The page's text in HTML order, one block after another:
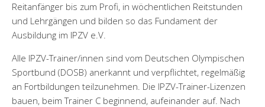
Reitanfänger bis zum Profi, in wöchentlichen Reitstunden
und Lehrgängen und bilden so das Fundament der
Ausbildung im IPZV e.V.
Alle IPZV-Trainer/innen sind vom Deutschen Olympischen
Sportbund (DOSB) anerkannt und verpflichtet, regelmäßig
an Fortbildungen teilzunehmen. Die IPZV-Trainer-Lizenzen
bauen, beim Trainer C beginnend, aufeinander auf. Nach